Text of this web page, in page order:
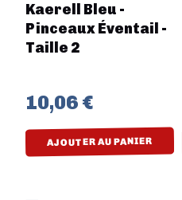
Kaerell Bleu -
Pinceaux Éventail -
Taille 2
10,06 €
AJOUTER AU PANIER